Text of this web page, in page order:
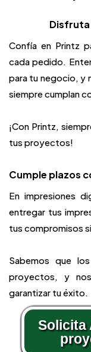
Disfruta
Confía en Printz
cada pedido.
para tu negocio, y
siempre cumplan
¡Con Printz,
tus proyectos!
Cumple plazos
En impresiones
entregar tus
tus compromisos
Sabemos que
proyectos, y
garantizar tu éxito.
Solicita